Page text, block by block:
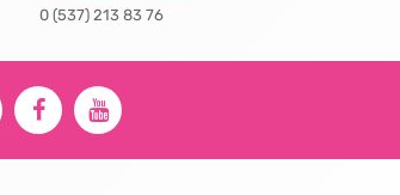
0 (537) 213 83 76